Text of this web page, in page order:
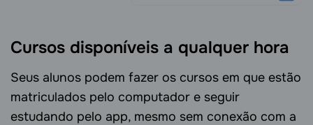
Cursos disponíveis a qualquer hora
Seus alunos podem fazer os cursos em que estão
matriculados pelo computador e seguir
estudando pelo app, mesmo sem conexão com a